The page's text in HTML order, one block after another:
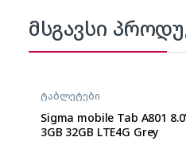
მსგავსი
ტაბლეტები
Sigma mobile Tab A801
3GB 32GB LTE4G Grey